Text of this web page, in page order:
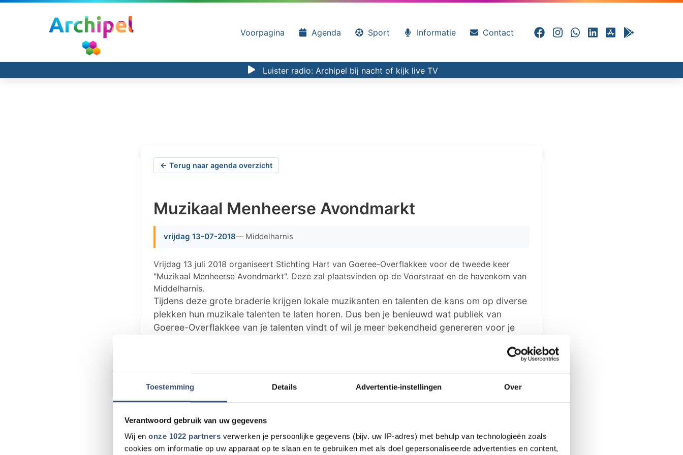
Toestemming Details Advertentie-instellingen Over
Verantwoord gebruik van uw gegevens
Wij en onze 1022 partners verwerken je persoonlijke gegevens (bijv. uw IP-adres) met behulp van technologieën zoals
cookies om informatie op uw apparaat op te slaan en te gebruiken met als doel gepersonaliseerde advertenties en content,
Voorpagina Agenda Sport Informatie Contact
Luister radio: Archipel bij nacht of kijk live TV
← Terug naar agenda overzicht
Muzikaal Menheerse Avondmarkt
vrijdag 13-07-2018 Middelharnis
Vrijdag 13 juli 2018 organiseert Stichting Hart van Goeree-Overflakkee voor de tweede keer
"Muzikaal Menheerse Avondmarkt". Deze zal plaatsvinden op de Voorstraat en de havenkom van
Middelharnis.
Tijdens deze grote braderie krijgen lokale muzikanten en talenten de kans om op diverse
plekken hun muzikale talenten te laten horen. Dus ben je benieuwd wat publiek van
Goeree-Overflakkee van je talenten vindt of wil je meer bekendheid genereren voor je
Het muzikale aanbod tijdens deze dag zal heel divers zijn, want ondertussen hebben zich
niet alleen 2 violisten (Tygo en Arwen) zich aangemeld, maar zal er ook een akoestisch
optreden worden verzorgd door de band Baneham bestaande uit Pepijn (zang), Jeroen
(drums) en Bas (gitaar) en zullen ook de dames van Sax'a'holic uit Oude Tonge hun
vrolijke klanken laten horen.
Natuurlijk zijn er ook diverse kinderattracties aanwezig, zoals een draaimolen, mini cars
en bungee trampolines. En is er op deze avond op het Diekhuusplein een